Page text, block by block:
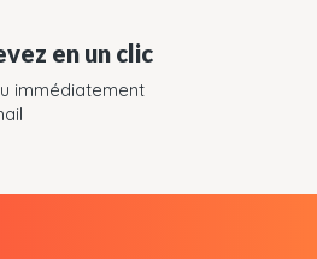
en un clic
immédiatement